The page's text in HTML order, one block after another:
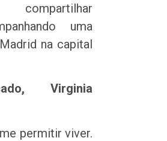
compartilhar
uma
na capital
Virginia
permitir viver.